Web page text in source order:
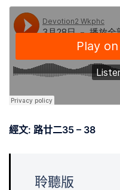
經文: 路廿二35 – 38
聆聽版